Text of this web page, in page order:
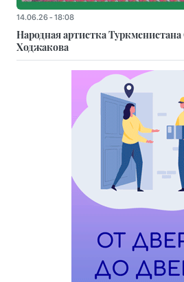
14.06.26 - 18:08
Народная артистка
Ходжакова